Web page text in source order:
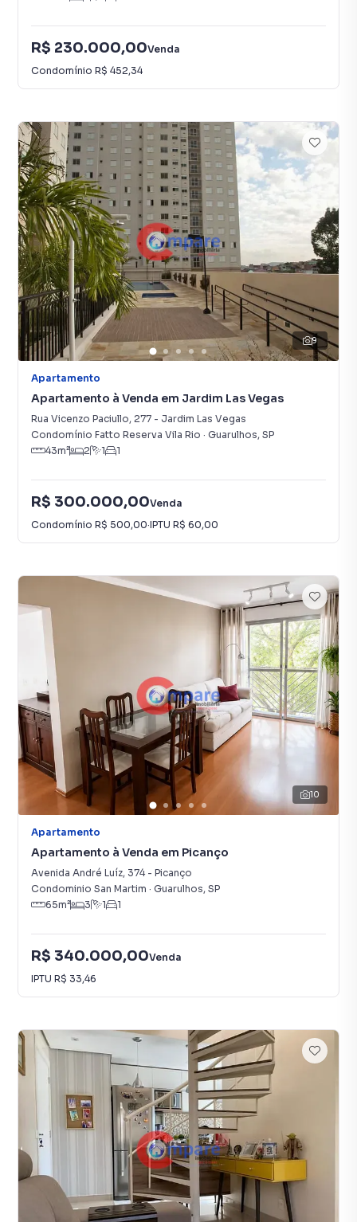
R$ 230.000,00Venda
Condomínio R$ 452,34
9
Apartamento
Apartamento à Venda em Jardim Las Vegas
Rua Vicenzo Paciullo, 277 - Jardim Las Vegas
Condomínio Fatto Reserva Vila Rio · Guarulhos, SP
43m² 2 1 1
R$ 300.000,00Venda
Condomínio R$ 500,00·IPTU R$ 60,00
10
Apartamento
Apartamento à Venda em Picanço
Avenida André Luíz, 374- Picanço
Condominio San Martim · Guarulhos, SP
65m² 3 1 1
R$ 340.000,00Venda
IPTU R$ 33,46